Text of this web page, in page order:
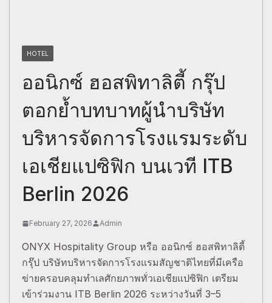
HOTEL
ออนิกซ์ ฮอสพิทาลิตี้ กรุ๊ป
ตอกย้ำบทบาทผู้นำบริษัท
บริหารจัดการโรงแรมระดับ
เอเชียแปซิฟิก บนเวที ITB
Berlin 2026
February 27, 2026 Admin
ONYX Hospitality Group หรือ ออนิกซ์ ฮอสพิทาลิตี้
กรุ๊ป บริษัทบริหารจัดการโรงแรมสัญชาติไทยที่มีเครือ
ข่ายครอบคลุมทำเลศักยภาพทั่วเอเชียแปซิฟิก เตรียม
เข้าร่วมงาน ITB Berlin 2026 ระหว่างวันที่ 3–5